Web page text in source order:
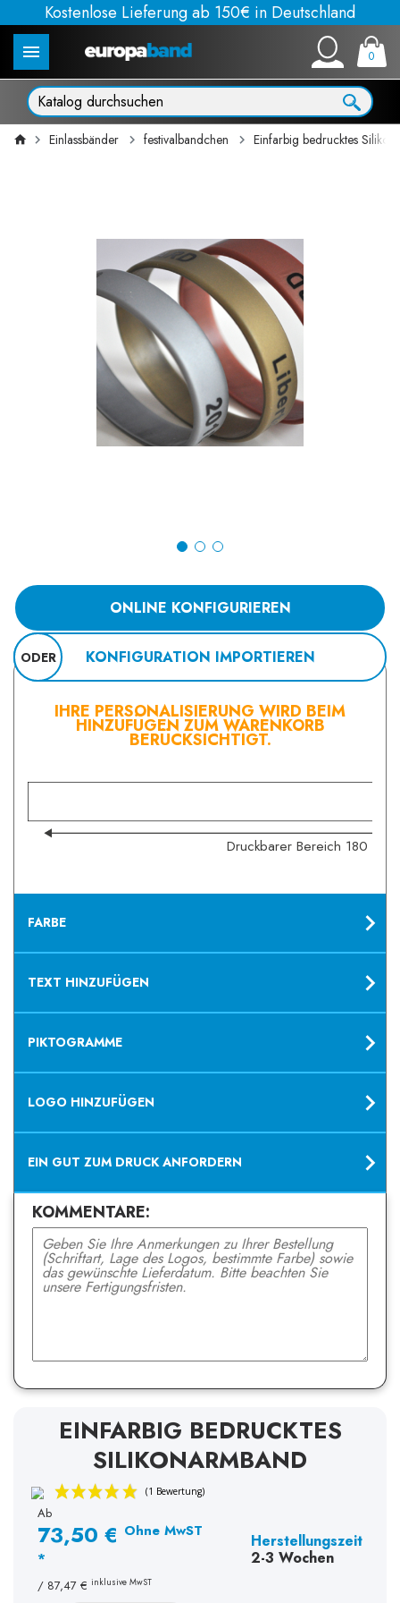
Kostenlose Lieferung ab 150€ in Deutschland
0
Einlassbänder festivalbandchen Einfarbig bedrucktes
ONLINE KONFIGURIEREN
ODER KONFIGURATION IMPORTIEREN
IHRE PERSONALISIERUNG WIRD BEIM
HINZUFÜGEN ZUM WARENKORB
BERÜCKSICHTIGT.
Druckbarer Bereich 180 x 10
FARBE
TEXT HINZUFÜGEN
PIKTOGRAMME
LOGO HINZUFÜGEN
EIN GUT ZUM DRUCK ANFORDERN
KOMMENTARE:
EINFARBIG BEDRUCKTES
SILIKONARMBAND
Ab
73,50 € Ohne MwST
*
/ 87,47 € inklusive MwST
Herstellungszeit
2-3 Wochen